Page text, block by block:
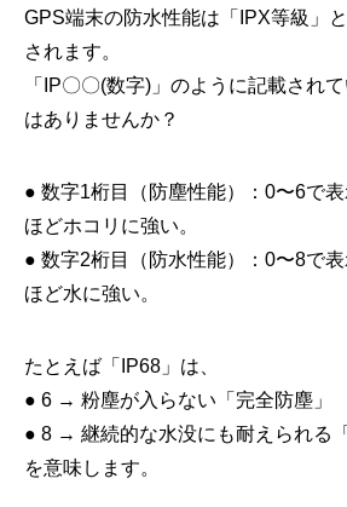
GPS端末の防水性能は「IPX等級」
されます。
「IP〇〇(数字)」のように記載され
はありませんか？
● 数字1桁目（防塵性能）：0〜6で
ほどホコリに強い。
● 数字2桁目（防水性能）：0〜8で
ほど水に強い。
たとえば「IP68」は、
● 6 → 粉塵が入らない「完全防塵」
● 8 → 継続的な水没にも耐えられる
を意味します。